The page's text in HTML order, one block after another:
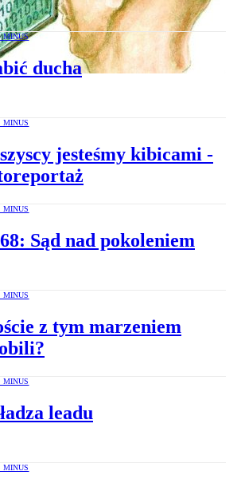
MINUS
ducha
MINUS
jesteśmy kibicami -
MINUS
Sąd nad pokoleniem
MINUS
z tym marzeniem
MINUS
leadu
MINUS